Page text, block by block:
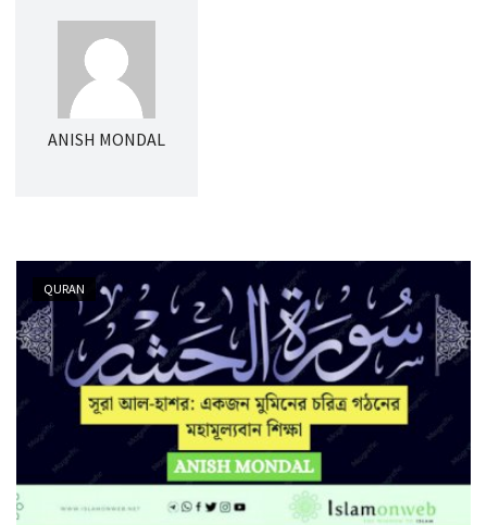
n
ANISH MONDAL
QURAN